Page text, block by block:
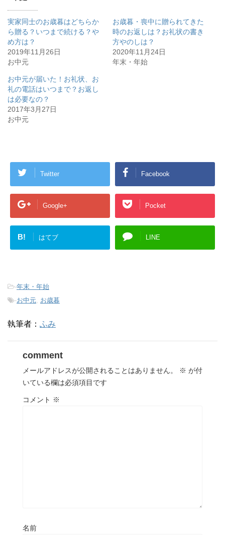
実家同士のお歳暮はどちらか
ら贈る？いつまで続ける？や
め方は？
2019年11月26日
お中元
お歳暮・喪中に贈られてきた
時のお返しは？お礼状の書き
方やのしは？
2020年11月24日
年末・年始
お中元が届いた！お礼状、お
礼の電話はいつまで？お返し
は必要なの？
2017年3月27日
お中元
Twitter Facebook
Google+ Pocket
B! はてブ LINE
-年末・年始
-お中元 お歳暮
執筆者： ふみ
comment
メールアドレスが公開されることはありません。 ※ が付
いている欄は必須項目です
コメント ※
名前